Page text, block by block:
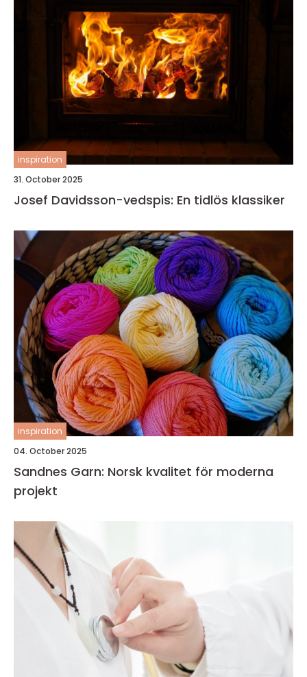
inspiration
31. October 2025
Josef Davidsson-vedspis: En tidlös klassiker
inspiration
04. October 2025
Sandnes Garn: Norsk kvalitet för moderna
projekt